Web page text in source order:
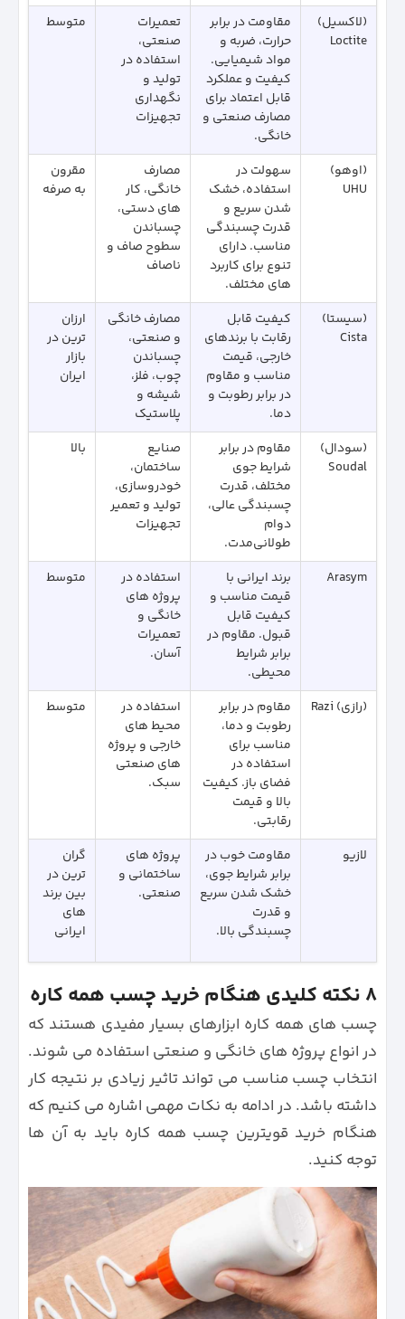
(لاکسیل)
Loctite
مقاومت در برابر
حرارت، ضربه و
مواد شیمیایی.
کیفیت و عملکرد
قابل اعتماد برای
مصارف صنعتی و
خانگی.
تعمیرات
صنعتی،
استفاده در
تولید و
نگهداری
تجهیزات
متوسط
(اوهو)
UHU
سهولت در
استفاده، خشک
شدن سریع و
قدرت چسبندگی
مناسب. دارای
تنوع برای کاربرد
های مختلف.
مصارف
خانگی، کار
های دستی،
چسباندن
سطوح صاف و
ناصاف
مقرون
به صرفه
(سیستا)
Cista
کیفیت قابل
رقابت با برندهای
خارجی، قیمت
مناسب و مقاوم
در برابر رطوبت و
دما.
مصارف خانگی
و صنعتی،
چسباندن
چوب، فلز،
شیشه و
پلاستیک
ارزان‌
ترین در
بازار
ایران
(سودال)
Soudal
مقاوم در برابر
شرایط جوی
مختلف، قدرت
چسبندگی عالی،
دوام
طولانی‌مدت.
صنایع
ساختمان،
خودروسازی،
تولید و تعمیر
تجهیزات
بالا
Arasym
برند ایرانی با
قیمت مناسب و
کیفیت قابل
قبول. مقاوم در
برابر شرایط
محیطی.
استفاده در
پروژه‌ های
خانگی و
تعمیرات
آسان.
متوسط
(رازی) Razi
مقاوم در برابر
رطوبت و دما،
مناسب برای
استفاده در
فضای باز. کیفیت
بالا و قیمت
رقابتی.
استفاده در
محیط‌ های
خارجی و پروژه‌
های صنعتی
سبک.
متوسط
لازیو
مقاومت خوب در
برابر شرایط جوی،
خشک شدن سریع
و قدرت
چسبندگی بالا.
پروژه‌ های
ساختمانی و
صنعتی.
گران‌
ترین در
بین برند
های
ایرانی
۸ نکته کلیدی هنگام خرید چسب همه‌ کاره
چسب های همه کاره ابزارهای بسیار مفیدی هستند که
در انواع پروژه های خانگی و صنعتی استفاده می شوند.
انتخاب چسب مناسب می تواند تاثیر زیادی بر نتیجه کار
داشته باشد. در ادامه به نکات مهمی اشاره می کنیم که
هنگام خرید قویترین چسب همه کاره باید به آن ها
توجه کنید.